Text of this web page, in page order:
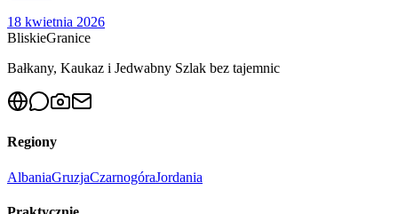
18 kwietnia 2026
BliskieGranice
Bałkany, Kaukaz i Jedwabny Szlak bez tajemnic
Regiony
AlbaniaGruzjaCzarnogóraJordania